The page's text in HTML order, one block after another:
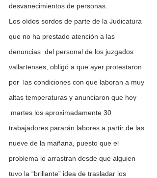
desvanecimientos de personas.
Los oídos sordos de parte de la Judicatura
que no ha prestado atención a las
denuncias  del personal de los juzgados
vallartenses, obligó a que ayer protestaron
por  las condiciones con que laboran a muy
altas temperaturas y anunciaron que hoy
martes los aproximadamente 30
trabajadores pararán labores a partir de las
nueve de la mañana, puesto que el
problema lo arrastran desde que alguien
tuvo la “brillante” idea de trasladar los